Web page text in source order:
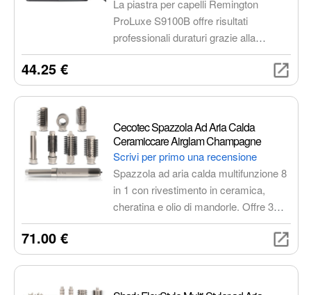
La piastra per capelli Remington
ProLuxe S9100B offre risultati
professionali duraturi grazie alla
tecnologia OPTIheat, al rivestimento in
impostazioni personalizzabili. Ideale
44.25 €
Cecotec Spazzola Ad Aria Calda
Ceramiccare Airglam Champagne
Scrivi per primo una recensione
Spazzola ad aria calda multifunzione 8
in 1 con rivestimento in ceramica,
cheratina e olio di mandorle. Offre 3
temperature, 3 velocità e tecnologia
arricciare ed eliminare l'effetto crespo,
morbidezza.
71.00 €